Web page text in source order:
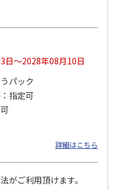
箸・箸
ムプ…
)
八角形ステンレスマ
日～2028年08月10日
パック
指定可
詳細はこちら
がご利用頂けます。